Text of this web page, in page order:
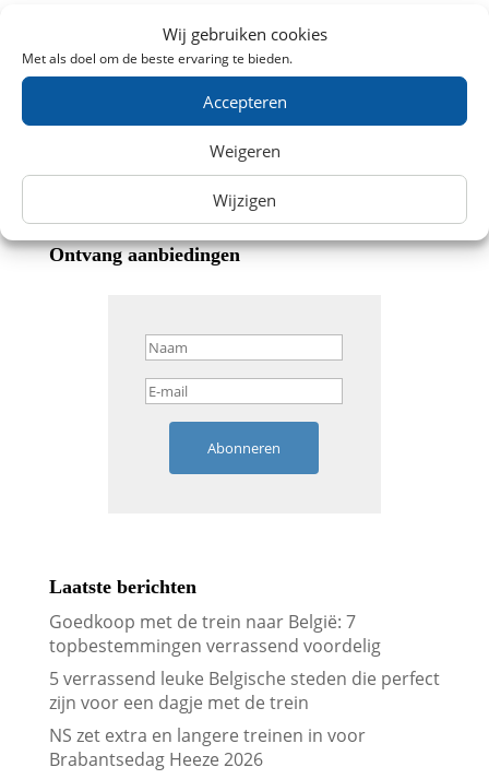
Wij gebruiken cookies
Met als doel om de beste ervaring te bieden.
Accepteren
Weigeren
Wijzigen
Londen
Overige Treintickets
Ontvang aanbiedingen
Abonneren
Laatste berichten
Goedkoop met de trein naar België: 7
topbestemmingen verrassend voordelig
5 verrassend leuke Belgische steden die perfect
zijn voor een dagje met de trein
NS zet extra en langere treinen in voor
Brabantsedag Heeze 2026